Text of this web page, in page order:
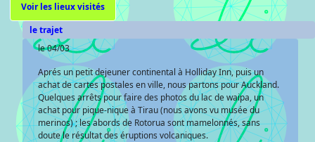
Voir les lieux visités
le trajet
le 04/03
Aprés un petit dejeuner continental à Holliday Inn, puis un
achat de cartes postales en ville, nous partons pour Auckland.
Quelques arrêts pour faire des photos du lac de waipa, un
achat pour pique-nique à Tirau (nous avons vu musée du
merinos) ; les abords de Rotorua sont mamelonnés, sans
doute le résultat des éruptions volcaniques.